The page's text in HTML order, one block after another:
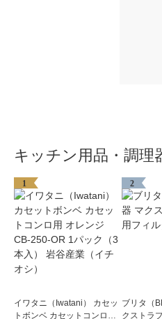
キッチン用品・調理
1
イワタニ（Iwatani） カセッ
トボンベ カセットコンロ用
2
ブリタ（
クストラ